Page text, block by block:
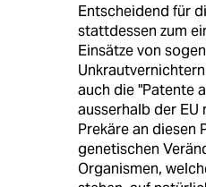
Entscheidend für
stattdessen zum
Einsätze von
auch die "Patente
ausserhalb der EU
Prekäre an diesen
genetischen
Organismen,